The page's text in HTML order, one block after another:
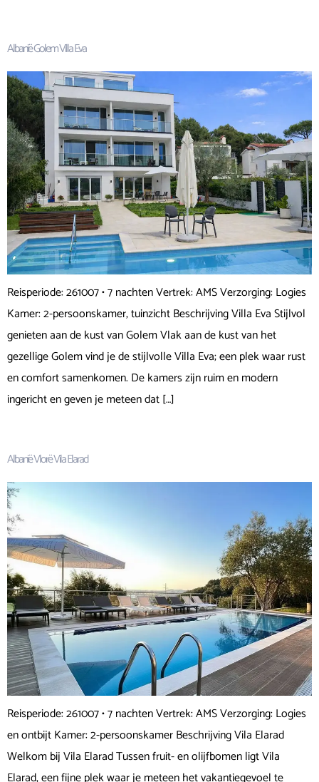
Albanië Golem Villa Eva
Reisperiode: 261007 • 7 nachten Vertrek: AMS Verzorging: Logies
Kamer: 2-persoonskamer, tuinzicht Beschrijving Villa Eva Stijlvol
genieten aan de kust van Golem Vlak aan de kust van het
gezellige Golem vind je de stijlvolle Villa Eva; een plek waar rust
en comfort samenkomen. De kamers zijn ruim en modern
ingericht en geven je meteen dat […]
Albanië Vlorë Vila Elarad
Reisperiode: 261007 • 7 nachten Vertrek: AMS Verzorging: Logies
en ontbijt Kamer: 2-persoonskamer Beschrijving Vila Elarad
Welkom bij Vila Elarad Tussen fruit- en olijfbomen ligt Vila
Elarad, een fijne plek waar je meteen het vakantiegevoel te